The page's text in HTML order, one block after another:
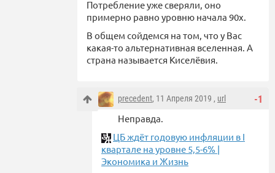
Потребление уже сверяли, оно
примерно равно уровню начала 90х.
В общем сойдемся на том, что у Вас
какая-то альтернативная вселенная. А
страна называется Киселёвия.
-1
precedent, 11 Апреля 2019 , url
Неправда.
ЦБ ждёт годовую инфляции в I
квартале на уровне 5,5-6% |
Экономика и Жизнь